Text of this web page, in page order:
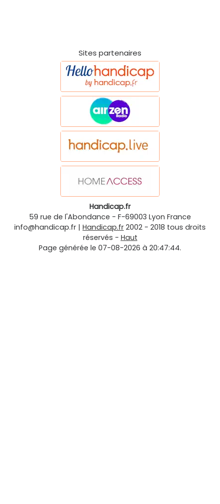
Sites partenaires
Handicap.fr
59 rue de l'Abondance - F-69003 Lyon France
info@handicap.fr | Handicap.fr 2002 - 2018 tous droits
réservés - Haut
Page générée le 07-08-2026 à 20:47:44.